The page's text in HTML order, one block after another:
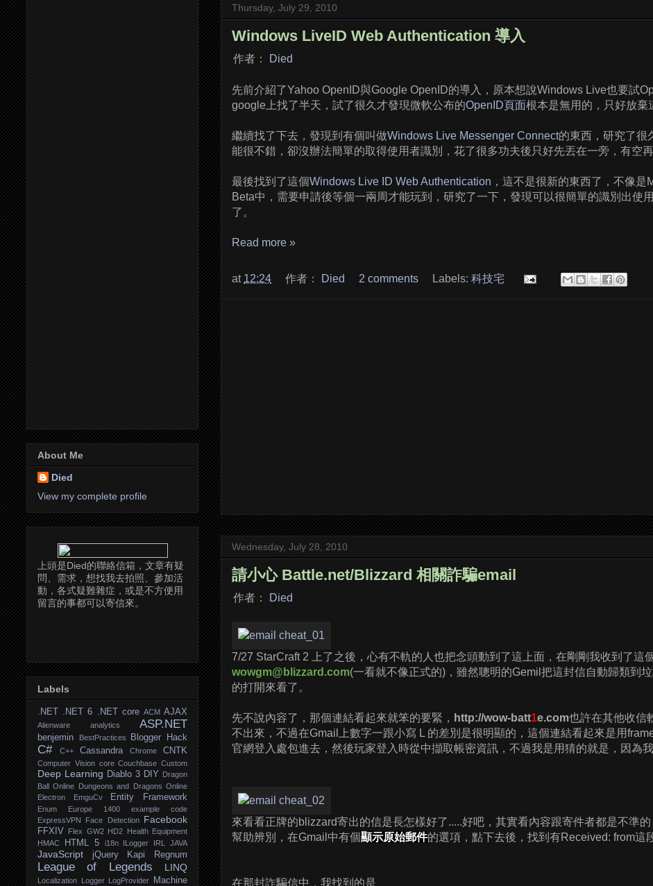
Thursday, July 29, 2010
Windows LiveID Web Authentication 導入
作者： Died
先前介紹了Yahoo OpenID與Google OpenID的導入，原本想說Windows Live也要試
google上找了半天，試了很久才發現微軟公布的OpenID頁面根本是無用的，只好放棄
繼續找了下去，發現到有個叫做Windows Live Messenger Connect的東西，研究了很
能很不錯，卻沒辦法簡單的取得使用者識別，花了很多功夫後只好先丟在一旁，有空再
最後找到了這個Windows Live ID Web Authentication ，這不是很新的東西了，不像
Beta中，需要申請後等個一兩周才能玩到，研究了一下，發現可以很簡單的識別出使
了。
Read more »
at 12:24 作者： Died 2 comments Labels: 科技宅
Wednesday, July 28, 2010
請小心 Battle.net/Blizzard 相關詐騙email
作者： Died
7/27 StarCraft 2 上了之後，心有不軌的人也把念頭動到了這上面，在剛剛我收到了這
wowgm@blizzard.com(一看就不像正式的)，雖然聰明的Gemil把這封信自動歸類到
的打開來看了。
先不說內容了，那個連結看起來就笨的要緊， http://wow-batt1e.com也許在其他收信
不出來，不過在Gmail上數字一跟小寫 L 的差別是很明顯的，這個連結看起來是用
官網登入處包進去，然後玩家登入時從中擷取帳密資訊，不過我是用猜的就是，因為我
來看看正牌的blizzard寄出的信是長怎樣好了.....好吧，其實看內容跟寄件者都是不準
幫助辨別，在Gmail中有個顯示原始郵件的選項，點下去後，找到有Received: from這
在那封詐騙信中，我找到的是
About Me
Died
View my complete profile
上頭是Died的聯絡信箱，文章有疑
問、需求，想找我去拍照、參加活
動，各式疑難雜症，或是不方便用
留言的事都可以寄信來。
Labels
.NET .NET 6 .NET core ACM AJAX
Alienware analytics ASP.NET
benjemin BestPractices Blogger Hack
C# C++ Cassandra Chrome CNTK
Computer Vision core Couchbase Custom
Deep Learning Diablo 3 DIY Dragon
Ball Online Dungeons and Dragons Online
Electron
EmguCv Entity Framework
Enum Europe 1400
example code
ExpressVPN
Face Detection Facebook
FFXIV Flex GW2 HD2 Health Equipment
HMAC
HTML 5 i18n ILogger IRL JAVA
JavaScript jQuery Kapi Regnum
League of Legends LINQ
Localization Logger LogProvider
Machine